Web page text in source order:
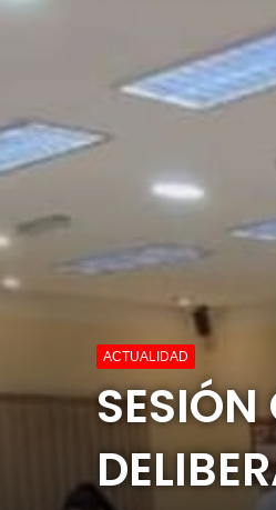
ACTUALIDAD